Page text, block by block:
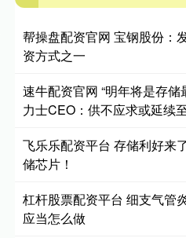
帮操盘配资官网 宝钢股份：
资方式之一
速牛配资官网 “明年将是存
力士CEO：供不应求或延续
飞乐乐配资平台 存储利好来
储芯片！
杠杆股票配资平台 细支气管
应当怎么做